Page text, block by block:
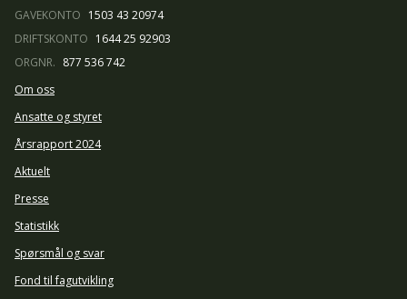
GAVEKONTO 1503 43 20974
DRIFTSKONTO 1644 25 92903
ORGNR. 877 536 742
Om oss
Ansatte og styret
Årsrapport 2024
Aktuelt
Presse
Statistikk
Spørsmål og svar
Fond til fagutvikling